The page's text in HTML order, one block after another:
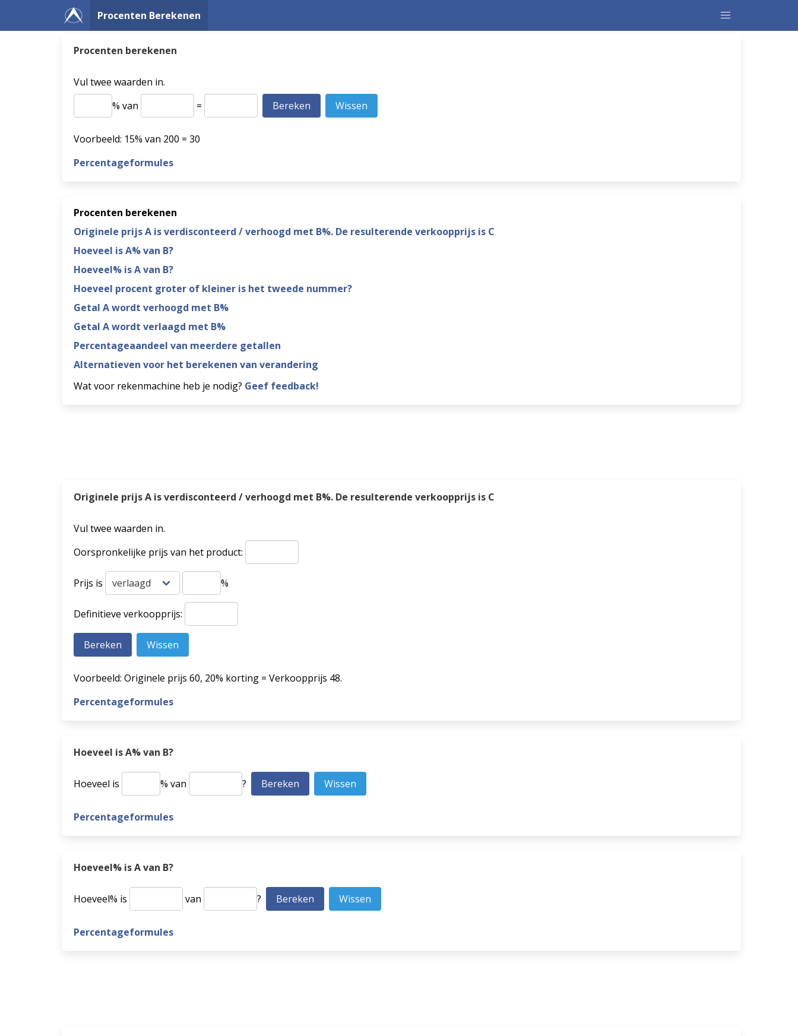
Procenten Berekenen
Procenten berekenen
Vul twee waarden in.
% van
=
Voorbeeld: 15% van 200 = 30
Percentageformules
Procenten berekenen
Originele prijs A is verdisconteerd / verhoogd met B%. De resulterende verkoopprijs is C
Hoeveel is A% van B?
Hoeveel% is A van B?
Hoeveel procent groter of kleiner is het tweede nummer?
Getal A wordt verhoogd met B%
Getal A wordt verlaagd met B%
Percentageaandeel van meerdere getallen
Alternatieven voor het berekenen van verandering
Wat voor rekenmachine heb je nodig? Geef feedback!
Originele prijs A is verdisconteerd / verhoogd met B%. De resulterende verkoopprijs is C
Vul twee waarden in.
Oorspronkelijke prijs van het product:
Prijs is %
Definitieve verkoopprijs:
Voorbeeld: Originele prijs 60, 20% korting = Verkoopprijs 48.
Percentageformules
Hoeveel is A% van B?
Hoeveel is % van ?
Percentageformules
Hoeveel% is A van B?
Hoeveel% is van ?
Percentageformules